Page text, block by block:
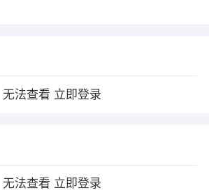
法查看 立即登录
法查看 立即登录